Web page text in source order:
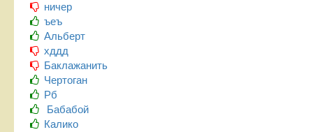
ничер
ъеъ
Альберт
хддд
Баклажанить
Чертоган
Рб
Бабабой
Калико